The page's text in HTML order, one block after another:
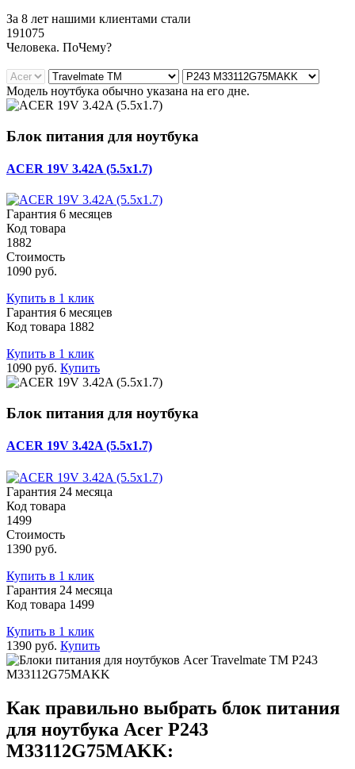
За 8 лет нашими клиентами стали
191075
Человека. ПоЧему?
Модель ноутбука обычно указана на его дне.
Блок питания для ноутбука
ACER 19V 3.42A (5.5x1.7)
Гарантия 6 месяцев
Код товара
1882
Стоимость
1090 руб.
Купить в 1 клик
Гарантия 6 месяцев
Код товара 1882
Купить в 1 клик
1090 руб. Купить
Блок питания для ноутбука
ACER 19V 3.42A (5.5x1.7)
Гарантия 24 месяца
Код товара
1499
Стоимость
1390 руб.
Купить в 1 клик
Гарантия 24 месяца
Код товара 1499
Купить в 1 клик
1390 руб. Купить
Как правильно выбрать блок питания
для ноутбука Acer P243
M33112G75MAKK: